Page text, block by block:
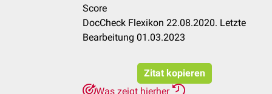
Score
DocCheck Flexikon 22.08.2020. Letzte
Bearbeitung 01.03.2023
Zitat kopieren
Was zeigt hierher